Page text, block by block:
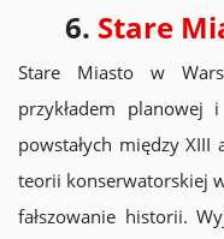
6. Stare
Stare Miasto w
przykładem planowej
powstałych między
teorii konserwatorskiej
fałszowanie historii.